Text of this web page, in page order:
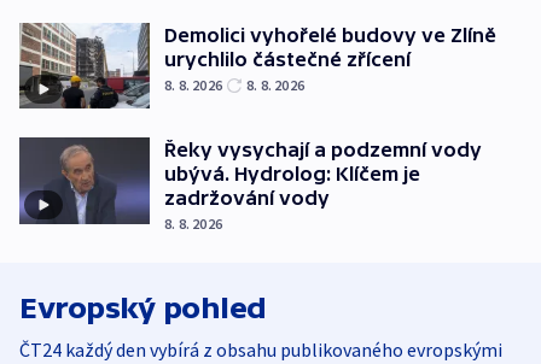
Demolici vyhořelé budovy ve Zlíně
urychlilo částečné zřícení
8. 8. 2026 8. 8. 2026
Řeky vysychají a podzemní vody
ubývá. Hydrolog: Klíčem je
zadržování vody
8. 8. 2026
Evropský pohled
ČT24 každý den vybírá z obsahu publikovaného evropskými